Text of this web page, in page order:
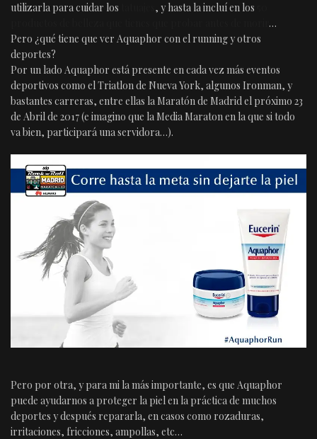
utilizarla para cuidar los
, y hasta la incluí en los
…
Pero ¿qué tiene que ver Aquaphor con el running y otros
deportes?
Por un lado Aquaphor está presente en cada vez más eventos
deportivos como el Triatlon de Nueva York, algunos Ironman, y
bastantes carreras, entre ellas la Maratón de Madrid el próximo 23
de Abril de 2017 (e imagino que la Media Maraton en la que si todo
va bien, participará una servidora…).
Pero por otra, y para mi la más importante, es que Aquaphor
puede ayudarnos a proteger la piel en la práctica de muchos
deportes y después repararla, en casos como rozaduras,
irritaciones, fricciones, ampollas, etc…